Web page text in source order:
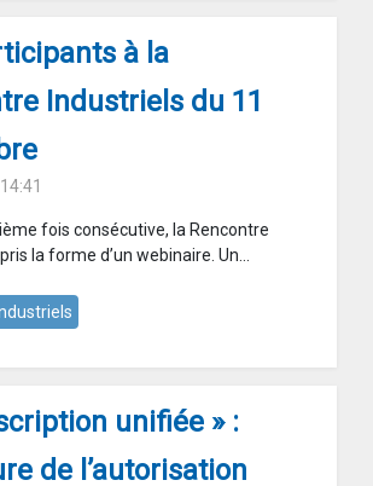
à la
Industriels du 11
fois consécutive, la Rencontre
la forme d’un webinaire. Un...
unifiée » :
de l’autorisation